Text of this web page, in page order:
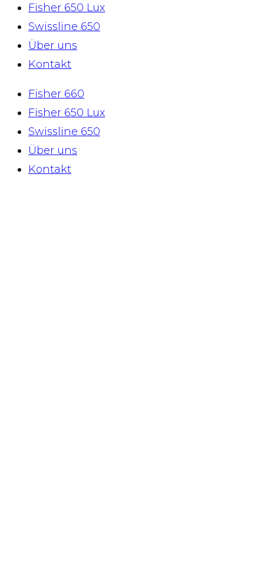
Fisher 650 Lux
Swissline 650
Über uns
Kontakt
Fisher 660
Fisher 650 Lux
Swissline 650
Über uns
Kontakt